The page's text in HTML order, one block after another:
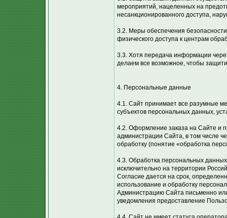
мероприятий, нацеленных на
несанкционированного доступа,
3.2. Меры обеспечения
физического доступа к центрам
3.3. Хотя передача информации
делаем все возможное, чтобы
4. Персональные данные
4.1. Сайт принимает все разумные
субъектов персональных данных,
4.2. Оформление заказа на Сайте и
администрации Сайта, в том числе
обработку (понятие «обработка
4.3. Обработка персональных
исключительно на территории
Согласие дается на срок,
использование и обработку
Администрацию Сайта письменно
уведомления предоставление